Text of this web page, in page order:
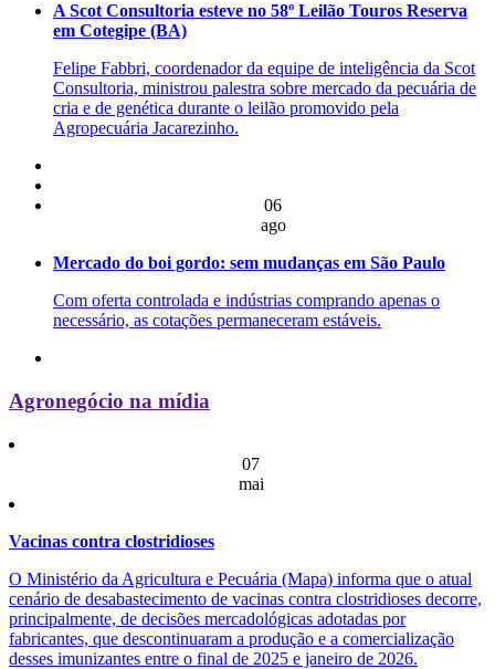
A Scot Consultoria esteve no 58º Leilão Touros Reserva
em Cotegipe (BA)
Felipe Fabbri, coordenador da equipe de inteligência da Scot
Consultoria, ministrou palestra sobre mercado da pecuária de
cria e de genética durante o leilão promovido pela
Agropecuária Jacarezinho.
06
ago
Mercado do boi gordo: sem mudanças em São Paulo
Com oferta controlada e indústrias comprando apenas o
necessário, as cotações permaneceram estáveis.
Agronegócio na mídia
07
mai
Vacinas contra clostridioses
O Ministério da Agricultura e Pecuária (Mapa) informa que o atual
cenário de desabastecimento de vacinas contra clostridioses decorre,
principalmente, de decisões mercadológicas adotadas por
fabricantes, que descontinuaram a produção e a comercialização
desses imunizantes entre o final de 2025 e janeiro de 2026.